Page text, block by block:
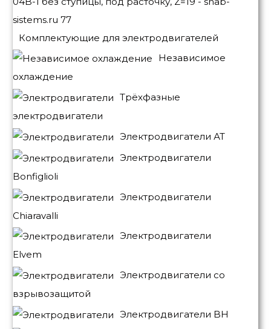
Комплектующие для электродвигателей
Независимое
охлаждение
Трёхфазные
электродвигатели
Электродвигатели АТ
Электродвигатели
Bonfiglioli
Электродвигатели
Chiaravalli
Электродвигатели
Elvem
Электродвигатели со
взрывозащитой
Электродвигатели BH